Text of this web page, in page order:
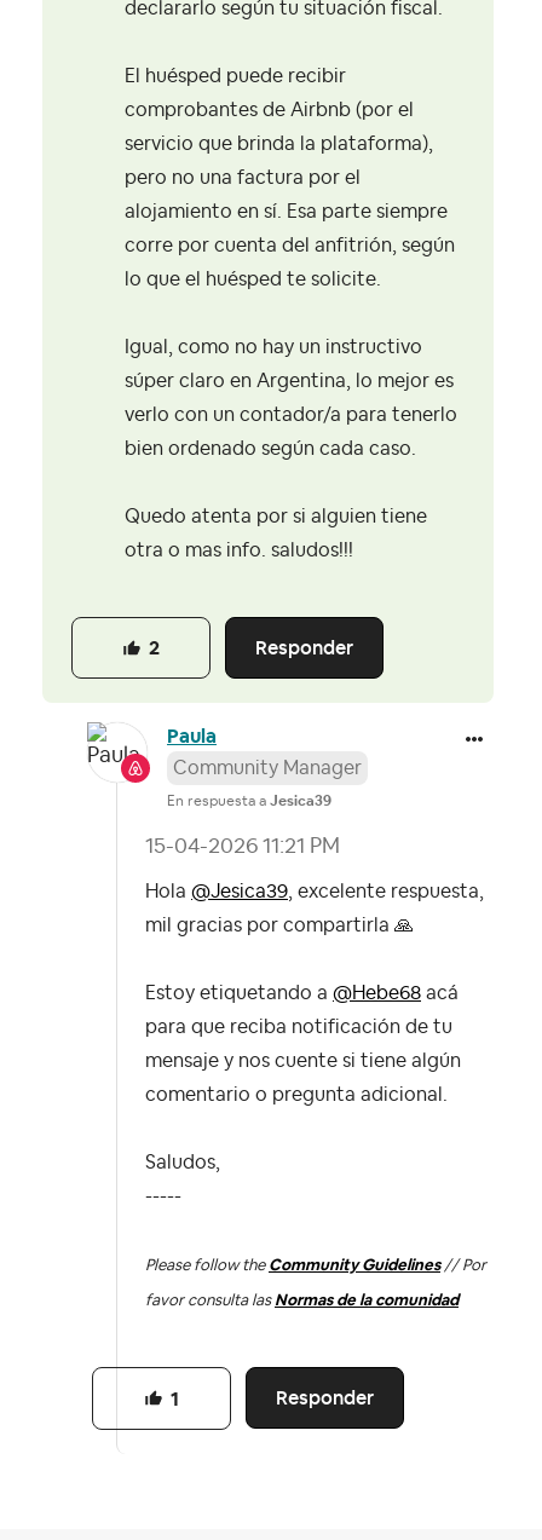
declararlo según tu situación fiscal.
El huésped puede recibir
comprobantes de Airbnb (por el
servicio que brinda la plataforma),
pero no una factura por el
alojamiento en sí. Esa parte siempre
corre por cuenta del anfitrión, según
lo que el huésped te solicite.
Igual, como no hay un instructivo
súper claro en Argentina, lo mejor es
verlo con un contador/a para tenerlo
bien ordenado según cada caso.
Quedo atenta por si alguien tiene
otra o mas info. saludos!!!
Responder
2
Paula
Community Manager
En respuesta a Jesica39
‎15-04-2026 11:21 PM
Hola @Jesica39, excelente respuesta,
mil gracias por compartirla 🙏
Estoy etiquetando a @Hebe68 acá
para que reciba notificación de tu
mensaje y nos cuente si tiene algún
comentario o pregunta adicional.
Saludos,
-----
Please follow the Community Guidelines// Por
favor consulta las Normas de la comunidad
Responder
1